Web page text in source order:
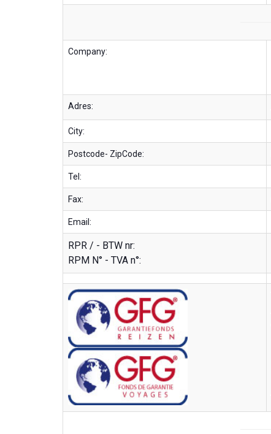
Company:
Adres:
City:
Postcode- ZipCode:
Tel:
Fax:
Email:
RPR / - BTW nr:
RPM N° - TVA n°: